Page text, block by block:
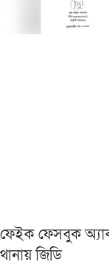
ফেইক ফেসবুক
থানায় জিডি